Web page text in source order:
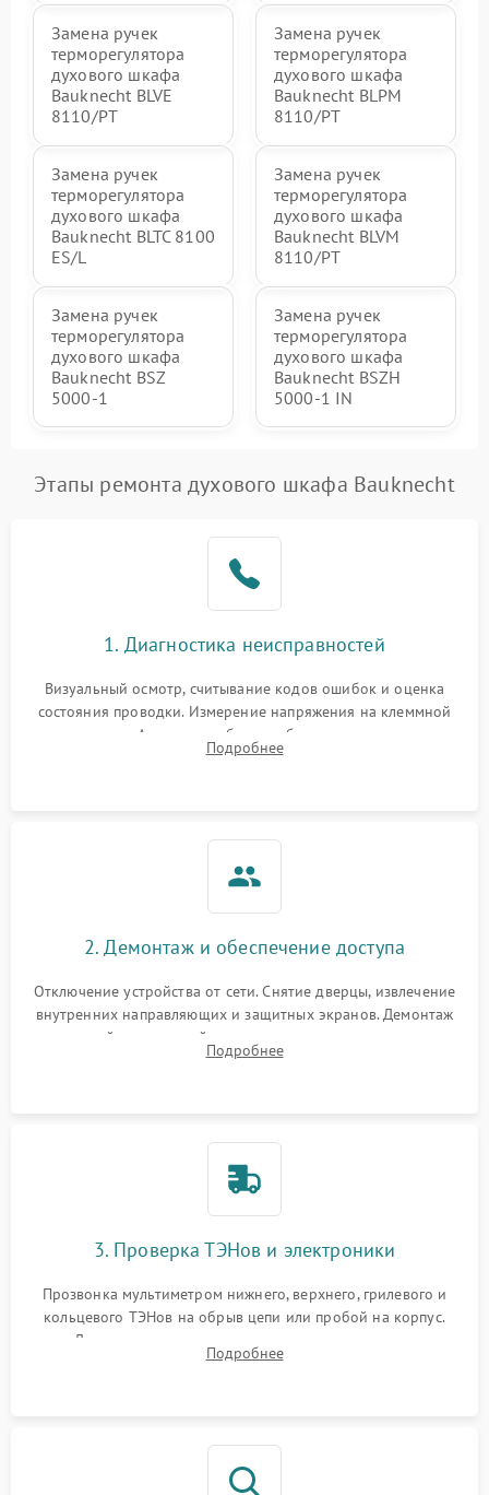
Замена ручек
терморегулятора
духового шкафа
Bauknecht BLVE
8110/PT
Замена ручек
терморегулятора
духового шкафа
Bauknecht BLPM
8110/PT
Замена ручек
терморегулятора
духового шкафа
Bauknecht BLTC 8100
ES/L
Замена ручек
терморегулятора
духового шкафа
Bauknecht BLVM
8110/PT
Замена ручек
терморегулятора
духового шкафа
Bauknecht BSZ
5000-1
Замена ручек
терморегулятора
духового шкафа
Bauknecht BSZH
5000-1 IN
Этапы ремонта духового шкафа Bauknecht
1. Диагностика неисправностей
Визуальный осмотр, считывание кодов ошибок и оценка
состояния проводки. Измерение напряжения на клеммной
колодке. Анализ жалоб на проблемы с нагревом,
конвекцией, панелью управления или блокировкой дверцы.
Подробнее
2. Демонтаж и обеспечение доступа
Отключение устройства от сети. Снятие дверцы, извлечение
внутренних направляющих и защитных экранов. Демонтаж
задней или верхней панели для прямого доступа к
нагревательным элементам, плате и вентиляторам.
Подробнее
3. Проверка ТЭНов и электроники
Прозвонка мультиметром нижнего, верхнего, грилевого и
кольцевого ТЭНов на обрыв цепи или пробой на корпус.
Диагностика термостата, датчиков температуры,
переключателя режимов и мотора конвекции.
Подробнее